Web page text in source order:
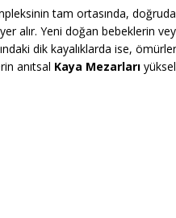
tam ortasında,
yer alır. Yeni doğan bebeklerin
dik kayalıklarda ise,
anıtsal Kaya Mezarları